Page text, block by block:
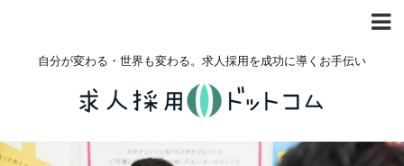
自分が変わる・世界も変わる。求人採用を成功に導くお手伝い